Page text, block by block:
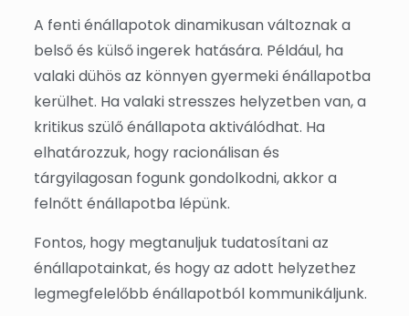
A fenti énállapotok dinamikusan változnak a
belső és külső ingerek hatására. Például, ha
valaki dühös az könnyen gyermeki énállapotba
kerülhet. Ha valaki stresszes helyzetben van, a
kritikus szülő énállapota aktiválódhat. Ha
elhatározzuk, hogy racionálisan és
tárgyilagosan fogunk gondolkodni, akkor a
felnőtt énállapotba lépünk.
Fontos, hogy megtanuljuk tudatosítani az
énállapotainkat, és hogy az adott helyzethez
legmegfelelőbb énállapotból kommunikáljunk.